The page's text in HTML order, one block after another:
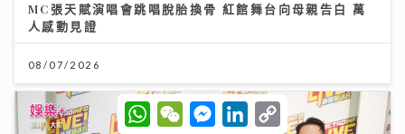
MC張天賦演唱會跳唱脫胎換骨 紅館舞台向母親告白 萬
人感動見證
08/07/2026
W
h
W
e
M
e
L
o